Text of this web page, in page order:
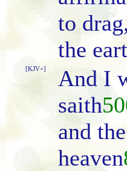
to
the
[KJV+] And I
saith
and
heaven